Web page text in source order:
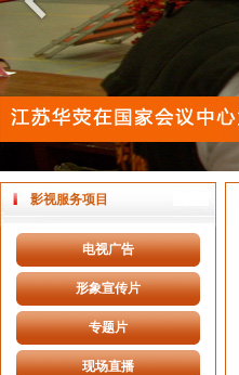
影视服务项目
电视广告
形象宣传片
专题片
现场直播